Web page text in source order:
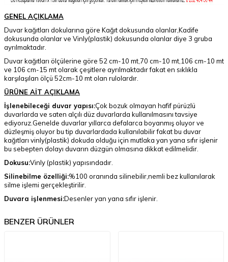
GENEL AÇIKLAMA
Duvar kağıtları dokularına göre Kağıt dokusunda olanlar,Kadife
dokusunda olanlar ve Vinly(plastik) dokusunda olanlar diye 3 gruba
ayrılmaktadır.
Duvar kağıtları ölçülerine göre 52 cm-10 mt,70 cm-10 mt,106 cm-10 mt
ve 106 cm-15 mt olarak çeşitlere ayrılmaktadır fakat en sıklıkla
karşılaşılan ölçü 52cm-10 mt olan rulolardır.
ÜRÜNE AİT AÇIKLAMA
İşlenebileceği duvar yapısı:Çok bozuk olmayan hafif pürüzlü
duvarlarda ve saten alçılı düz duvarlarda kullanılmasını tavsiye
ediyoruz.Genelde duvarlar yıllarca defalarca boyanmış oluyor ve
düzleşmiş oluyor bu tip duvarlardada kullanılabilir fakat bu duvar
kağıtları vinly(plastik) dokuda olduğu için mutlaka yan yana sıfır işlenir
bu sebepten dolayı duvarın düzgün olmasına dikkat edilmelidir.
Dokusu:Vinly (plastik) yapısındadır.
Silinebilme özelliği:%100 oranında silinebilir,nemli bez kullanılarak
silme işlemi gerçekleştirilir.
Duvara işlenmesi:Desenler yan yana sıfır işlenir.
BENZER ÜRÜNLER